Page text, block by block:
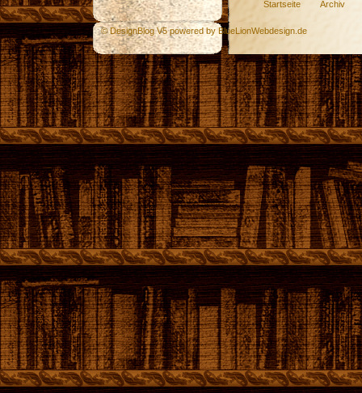
Startseite Archiv
© DesignBlog V5 powered by BlueLionWebdesign.de